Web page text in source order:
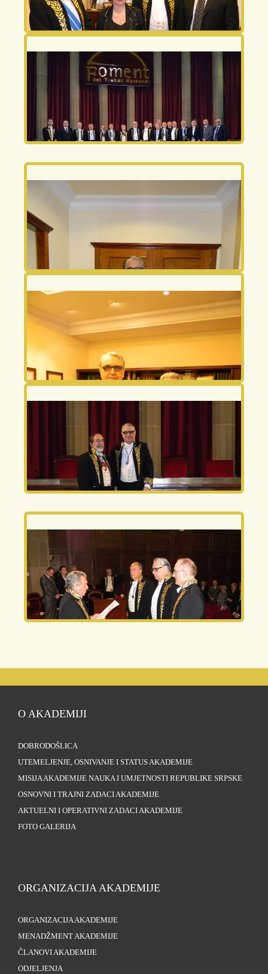
O AKADEMIJI
DOBRODOŠLICA
UTEMELJENJE, OSNIVANJE I STATUS AKADEMIJE
MISIJA AKADEMIJE NAUKA I UMJETNOSTI REPUBLIKE SRPSKE
OSNOVNI I TRAJNI ZADACI AKADEMIJE
AKTUELNI I OPERATIVNI ZADACI AKADEMIJE
FOTO GALERIJA
ORGANIZACIJA AKADEMIJE
ORGANIZACIJA AKADEMIJE
MENADŽMENT AKADEMIJE
ČLANOVI AKADEMIJE
ODJELJENJA